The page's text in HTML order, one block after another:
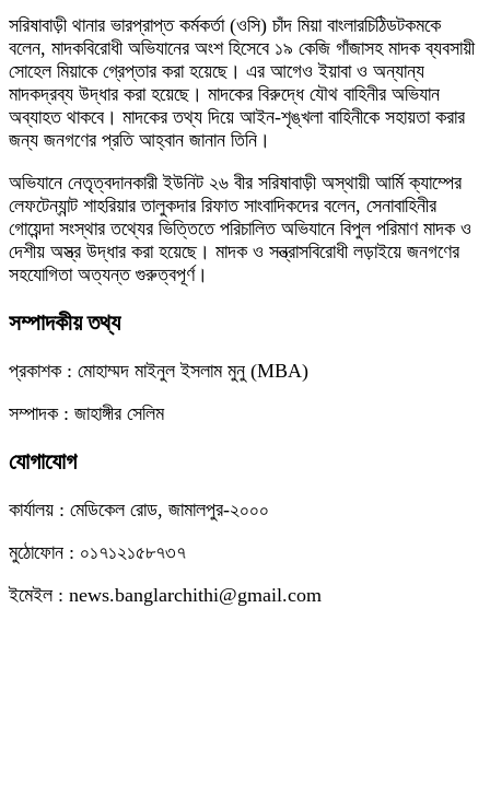
সরিষাবাড়ী থানার ভারপ্রাপ্ত কর্মকর্তা (ওসি) চাঁদ মিয়া বাংলারচিঠিডটকমকে
বলেন, মাদকবিরোধী অভিযানের অংশ হিসেবে ১৯ কেজি গাঁজাসহ মাদক ব্যবসায়ী
সোহেল মিয়াকে গ্রেপ্তার করা হয়েছে। এর আগেও ইয়াবা ও অন্যান্য
মাদকদ্রব্য উদ্ধার করা হয়েছে। মাদকের বিরুদ্ধে যৌথ বাহিনীর অভিযান
অব্যাহত থাকবে। মাদকের তথ্য দিয়ে আইন-শৃঙ্খলা বাহিনীকে সহায়তা করার
জন্য জনগণের প্রতি আহ্বান জানান তিনি।
অভিযানে নেতৃত্বদানকারী ইউনিট ২৬ বীর সরিষাবাড়ী অস্থায়ী আর্মি ক্যাম্পের
লেফটেন্যান্ট শাহরিয়ার তালুকদার রিফাত সাংবাদিকদের বলেন, সেনাবাহিনীর
গোয়েন্দা সংস্থার তথ্যের ভিত্তিতে পরিচালিত অভিযানে বিপুল পরিমাণ মাদক ও
দেশীয় অস্ত্র উদ্ধার করা হয়েছে। মাদক ও সন্ত্রাসবিরোধী লড়াইয়ে জনগণের
সহযোগিতা অত্যন্ত গুরুত্বপূর্ণ।
সম্পাদকীয় তথ্য
প্রকাশক : মোহাম্মদ মাইনুল ইসলাম মুনু (MBA)
সম্পাদক : জাহাঙ্গীর সেলিম
যোগাযোগ
কার্যালয় : মেডিকেল রোড, জামালপুর-২০০০
মুঠোফোন : ০১৭১২১৫৮৭৩৭
ইমেইল : news.banglarchithi@gmail.com